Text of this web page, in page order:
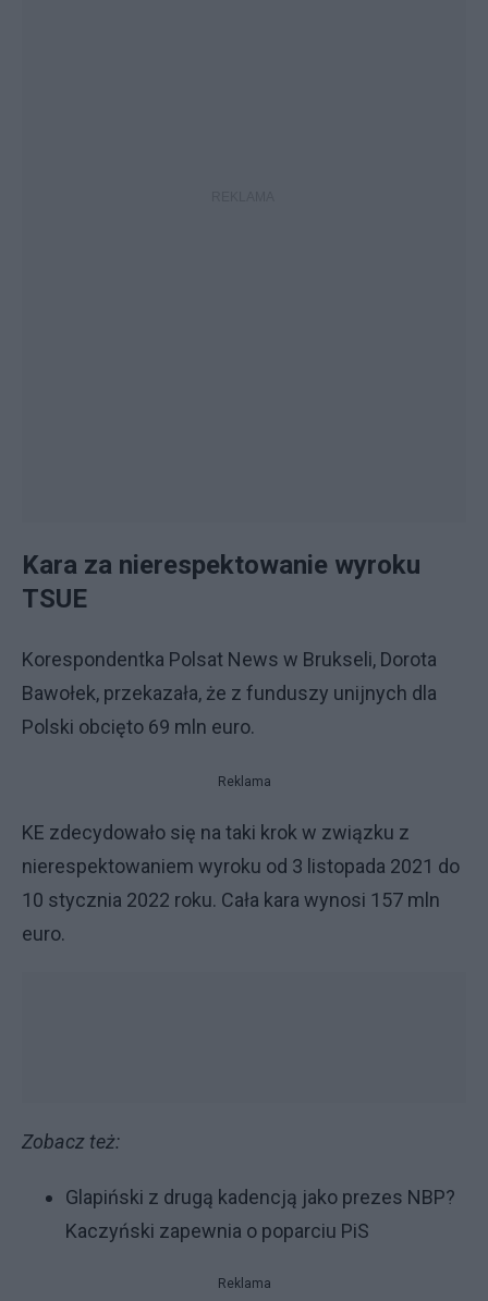
Kara za nierespektowanie wyroku
TSUE
Korespondentka Polsat News w Brukseli, Dorota
Bawołek, przekazała, że z funduszy unijnych dla
Polski obcięto 69 mln euro.
Reklama
KE zdecydowało się na taki krok w związku z
nierespektowaniem wyroku od 3 listopada 2021 do
10 stycznia 2022 roku. Cała kara wynosi 157 mln
euro.
Zobacz też:
Glapiński z drugą kadencją jako prezes NBP?
Kaczyński zapewnia o poparciu PiS
Reklama